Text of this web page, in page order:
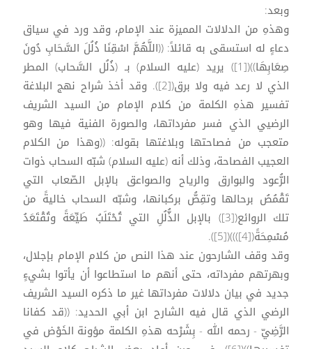
وبعد:
وهذهِ من الدلالات المميزة عند الإمام، وقد ورد في سياق
دعاءٍ له استسقى به قائلاً: ((اللَّهُمَّ اسْقِنَا ذُلُلَ السَّحَابِ دُونَ
صِعَابِهَا))([1]) يريد (عليه السلام) بـ (ذُلُل السَّحاب) المطر
الذي لا رعد فيه ولا برق([2]). وقد أخذ شراح نهج البلاغة
تفسير هذهِ الكلمة من كلام الإمام من السيد الشريف
الرضيي الذي فسر مفرداتها، والصورة الفنية فيها وهو
متعجب من فصاحتها وبلاغتها بقوله: ((وهذا من الكلام
العجيب الفصاحة، وذلك أنه (عليه السلام) شبّه السحاب ذوات
الرُّعود والبوارق والرياح والصواعق بالإبل الصّعاب التي
تَقْمُصُ برحالها وتقِصُّ بركبانها، وشبّه السحاب خاليةً من
تلك الروائع([3]) بالإبل الذُّلُلِ التي تُحْتَلَبُ طَيِّعَةً وتُقْتَعَدُ
مُسْمِحَةً([4])))([5]).
وقد وقف الشارحون عند هذا النص من كلام الإمام بإجلال،
وبهرتهم مفرداته، حتى أنهم ما استطاعوا أن يأتوا بشيءٍ
جديد في بيان دلالات مفرداتها غير ما ذكره السيد الشريف
الرضي الذي قال فيه الشارح ابن أبي الحديد: ((قد كفانا
الرَّضِيّ - رحمه الله - بِشَرْحه هذهِ الكلمة مؤونة الخَوْض في